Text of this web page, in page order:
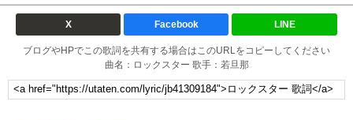
X Facebook LINE
ブログやHPでこの歌詞を共有する場合はこのURLをコピーしてください
曲名：ロックスター 歌手：若旦那